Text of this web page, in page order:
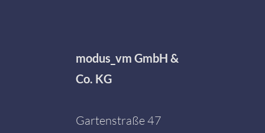
modus_vm GmbH &
Co. KG
Gartenstraße 47